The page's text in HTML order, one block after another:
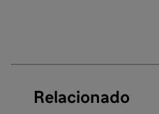
Relacionado